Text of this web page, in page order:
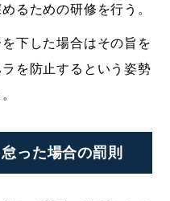
るための研修を行う。
下した場合はその旨を
を防止するという姿勢
った場合の罰則